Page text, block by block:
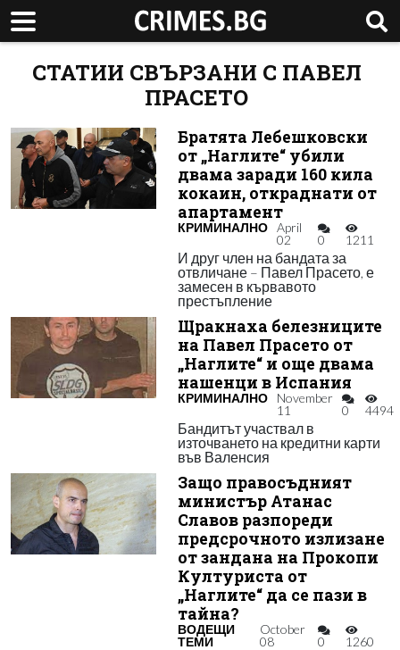
СТАТИИ СВЪРЗАНИ С ПАВЕЛ
ПРАСЕТО
Братята Лебешковски
от „Наглите“ убили
двама заради 160 кила
кокаин, откраднати от
апартамент
КРИМИНАЛНО
April
02
0 1211
И друг член на бандата за
отвличане – Павел Прасето, е
замесен в кървавото
престъпление
Щракнаха белезниците
на Павел Прасето от
„Наглите“ и още двама
нашенци в Испания
КРИМИНАЛНО
November
11
0 4494
Бандитът участвал в
източването на кредитни карти
във Валенсия
Защо правосъдният
министър Атанас
Славов разпореди
предсрочното излизане
от зандана на Прокопи
Културиста от
„Наглите“ да се пази в
тайна?
ВОДЕЩИ
ТЕМИ
October
08
0 1260